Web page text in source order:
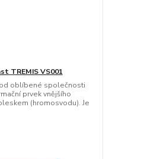
TREMIS VS001
oblíbené společnosti
prvek vnějšího
(hromosvodu). Je